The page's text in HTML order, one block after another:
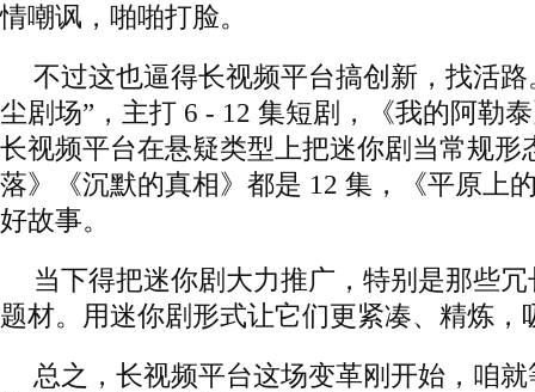
情嘲讽，啪啪打脸。
不过这也逼得长视频平台搞创新，找活
尘剧场”，主打 6 - 12 集短剧，《我的阿勒
长视频平台在悬疑类型上把迷你剧当常规形
落》《沉默的真相》都是 12 集，《平原上
好故事。
当下得把迷你剧大力推广，特别是那些
题材。用迷你剧形式让它们更紧凑、精炼，
总之，长视频平台这场变革刚开始，咱